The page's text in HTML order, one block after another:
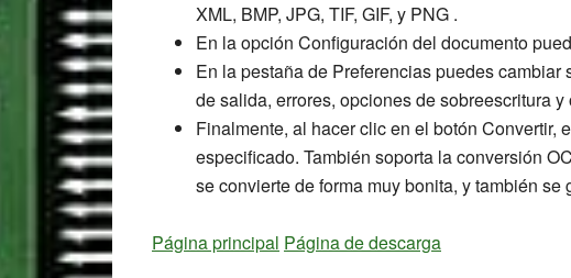
XML, BMP, JPG, TIF, GIF, y PNG .
En la opción Configuración del documento
En la pestaña de Preferencias puedes
de salida, errores, opciones de sobreescritura y
Finalmente, al hacer clic en el botón Convertir,
especificado. También soporta la conversión
se convierte de forma muy bonita, y también
Página principal Página de descarga